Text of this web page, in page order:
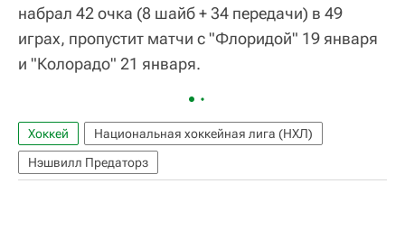
набрал 42 очка (8 шайб + 34 передачи) в 49
играх, пропустит матчи с "Флоридой" 19 января
и "Колорадо" 21 января.
Хоккей
Национальная хоккейная лига (НХЛ)
Нэшвилл Предаторз